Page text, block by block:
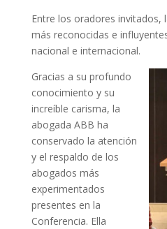
Entre los oradores invitados,
más reconocidas e
nacional e internacional.
Gracias a su profundo
conocimiento y su
increíble carisma, la
abogada ABB ha
conservado la atención
y el respaldo de los
abogados más
experimentados
presentes en la
Conferencia. Ella